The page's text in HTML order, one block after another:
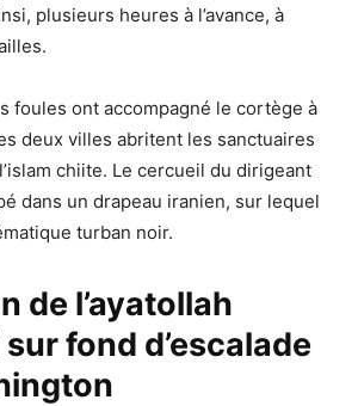
plusieurs heures à l’avance, à
foules ont accompagné le cortège à
deux villes abritent les sanctuaires
chiite. Le cercueil du dirigeant
dans un drapeau iranien, sur lequel
turban noir.
de l’ayatollah
fond d’escalade